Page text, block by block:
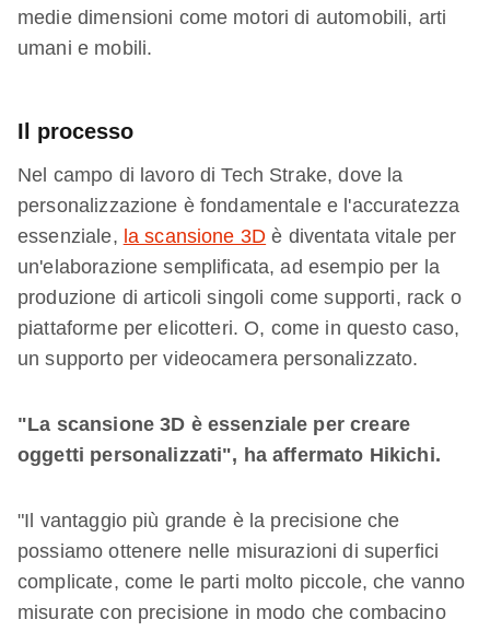
medie dimensioni come motori di automobili, arti
umani e mobili.
Il processo
Nel campo di lavoro di Tech Strake, dove la
personalizzazione è fondamentale e l'accuratezza
essenziale, la scansione 3D è diventata vitale per
un'elaborazione semplificata, ad esempio per la
produzione di articoli singoli come supporti, rack o
piattaforme per elicotteri. O, come in questo caso,
un supporto per videocamera personalizzato.
"La scansione 3D è essenziale per creare
oggetti personalizzati", ha affermato Hikichi.
"Il vantaggio più grande è la precisione che
possiamo ottenere nelle misurazioni di superfici
complicate, come le parti molto piccole, che vanno
misurate con precisione in modo che combacino